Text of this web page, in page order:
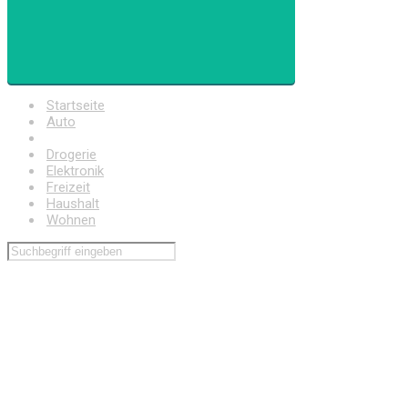
Startseite
Auto
Drogerie
Elektronik
Freizeit
Haushalt
Wohnen